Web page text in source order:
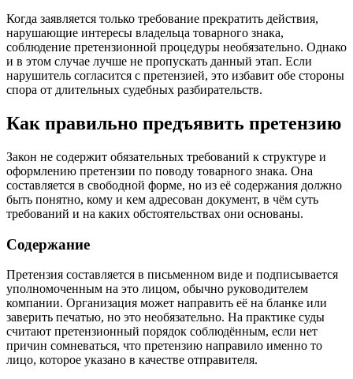
Когда заявляется только требование прекратить действия,
нарушающие интересы владельца товарного знака,
соблюдение претензионной процедуры необязательно. Однако
и в этом случае лучше не пропускать данный этап. Если
нарушитель согласится с претензией, это избавит обе стороны
спора от длительных судебных разбирательств.
Как правильно предъявить претензию
Закон не содержит обязательных требований к структуре и
оформлению претензии по поводу товарного знака. Она
составляется в свободной форме, но из её содержания должно
быть понятно, кому и кем адресован документ, в чём суть
требований и на каких обстоятельствах они основаны.
Содержание
Претензия составляется в письменном виде и подписывается
уполномоченным на это лицом, обычно руководителем
компании. Организация может направить её на бланке или
заверить печатью, но это необязательно. На практике суды
считают претензионный порядок соблюдённым, если нет
причин сомневаться, что претензию направило именно то
лицо, которое указано в качестве отправителя.